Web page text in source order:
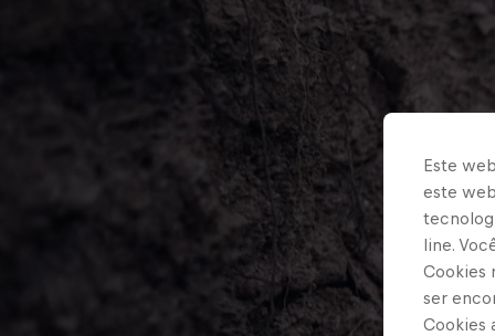
Este
este
line.
Cookies
ser
Cookies